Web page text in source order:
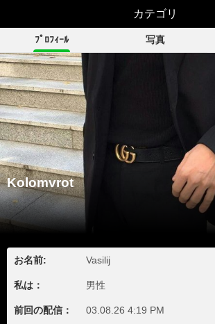
Kolomvrot
ﾌﾟﾛﾌｨｰﾙ 写真
Kolomvrot
お名前: Vasilij
私は： 男性
前回の配信： 03.08.26 4:19 PM
カテゴリ